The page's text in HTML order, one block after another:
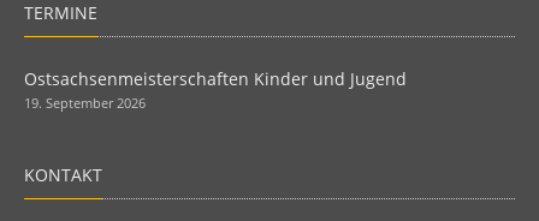
TERMINE
Ostsachsenmeisterschaften Kinder und Jugend
19. September 2026
KONTAKT